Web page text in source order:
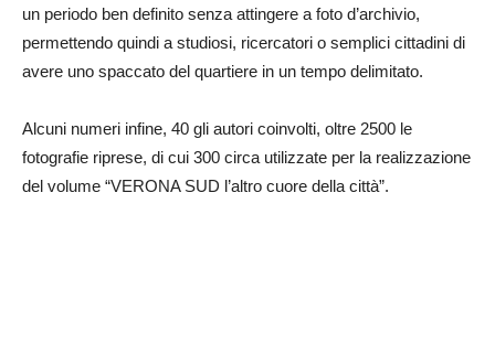
un periodo ben definito senza attingere a foto d’archivio,
permettendo quindi a studiosi, ricercatori o semplici cittadini di
avere uno spaccato del quartiere in un tempo delimitato.
Alcuni numeri infine, 40 gli autori coinvolti, oltre 2500 le
fotografie riprese, di cui 300 circa utilizzate per la realizzazione
del volume “VERONA SUD l’altro cuore della città”.